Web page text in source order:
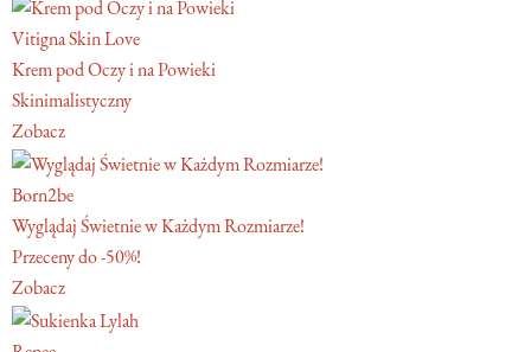
Vitigna Skin Love
Krem pod Oczy i na Powieki
Skinimalistyczny
Zobacz
Born2be
Wyglądaj Świetnie w Każdym Rozmiarze!
Przeceny do -50%!
Zobacz